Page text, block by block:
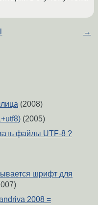
→
(2008)
(2005)
файлы UTF-8 ?
шрифт для
2008 =